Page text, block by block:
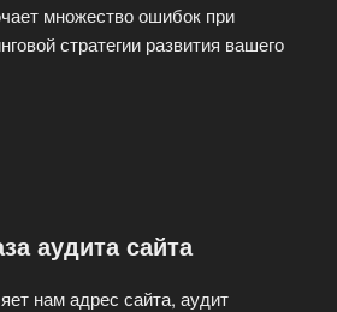
множество ошибок при
стратегии развития вашего
аудита сайта
нам адрес сайта, аудит